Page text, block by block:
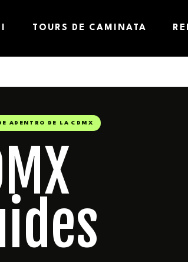
TOURS DE CAMINATA
ADENTRO DE LA CDMX